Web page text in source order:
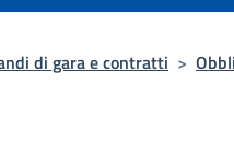
di gara e contratti >